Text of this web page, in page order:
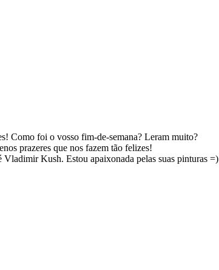
Como foi o vosso fim-de-semana? Leram muito?
prazeres que nos fazem tão felizes!
Kush. Estou apaixonada pelas suas pinturas =)